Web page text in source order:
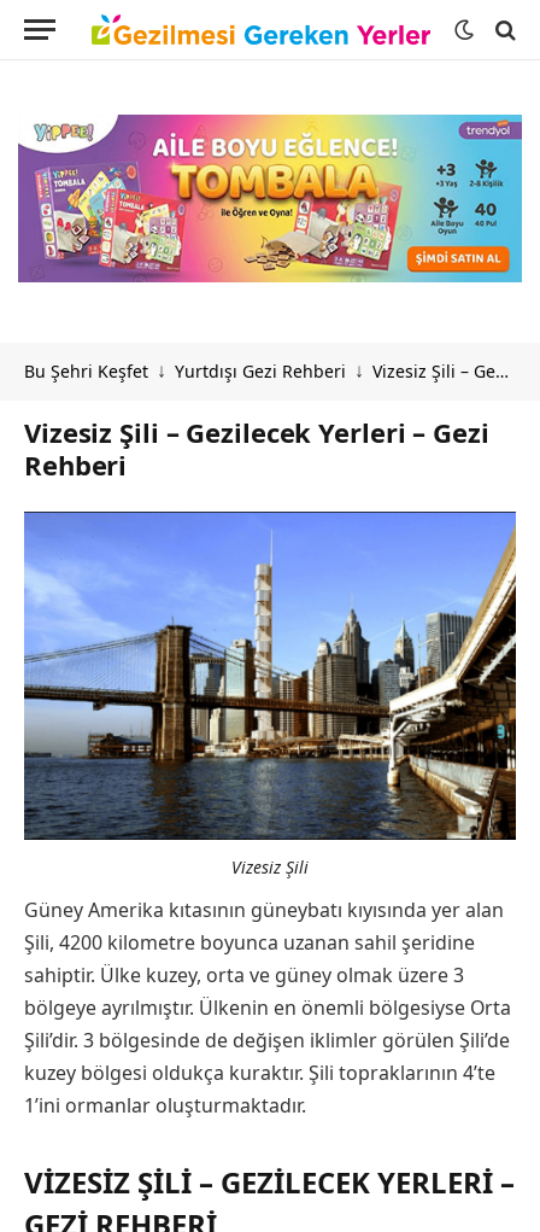
Bu Şehri Keşfet ↓ Yurtdışı Gezi Rehberi ↓ Vizesiz Şili – Gezilecek Yerleri – Gezi Rehberi
Vizesiz Şili – Gezilecek Yerleri – Gezi
Rehberi
Vizesiz Şili
Güney Amerika kıtasının güneybatı kıyısında yer alan
Şili, 4200 kilometre boyunca uzanan sahil şeridine
sahiptir. Ülke kuzey, orta ve güney olmak üzere 3
bölgeye ayrılmıştır. Ülkenin en önemli bölgesiyse Orta
Şili’dir. 3 bölgesinde de değişen iklimler görülen Şili’de
kuzey bölgesi oldukça kuraktır. Şili topraklarının 4’te
1’ini ormanlar oluşturmaktadır.
VIZESIZ ŞILI – GEZILECEK YERLERI –